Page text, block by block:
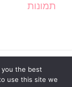
תמונות
ראשי בנות
סגנון חיים
the best
use this site we